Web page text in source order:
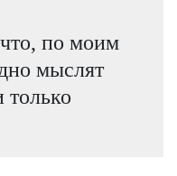
по моим
мыслят